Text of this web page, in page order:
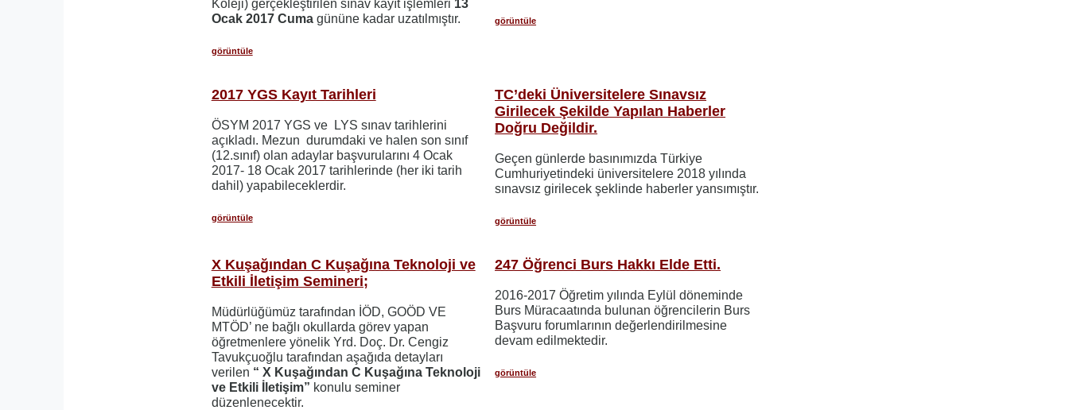
Koleji) gerçekleştirilen sınav kayıt işlemleri 13
Ocak 2017 Cumagününe kadar uzatılmıştır.
görüntüle
görüntüle
2017 YGS Kayıt Tarihleri
ÖSYM 2017 YGS ve LYS sınav tarihlerini
açıkladı. Mezun durumdaki ve halen son sınıf
(12.sınıf) olan adaylar başvurularını 4 Ocak
2017- 18 Ocak 2017 tarihlerinde (her iki tarih
dahil) yapabileceklerdir.
görüntüle
TC’deki Üniversitelere Sınavsız
Girilecek Şekilde Yapılan Haberler
Doğru Değildir.
Geçen günlerde basınımızda Türkiye
Cumhuriyetindeki üniversitelere 2018 yılında
sınavsız girilecek şeklinde haberler yansımıştır.
görüntüle
X Kuşağından C Kuşağına Teknoloji ve
Etkili İletişim Semineri;
Müdürlüğümüz tarafından İÖD, GOÖD VE
MTÖD’ ne bağlı okullarda görev yapan
öğretmenlere yönelik Yrd. Doç. Dr. Cengiz
Tavukçuoğlu tarafından aşağıda detayları
verilen “ X Kuşağından C Kuşağına Teknoloji
ve Etkili İletişim” konulu seminer
düzenlenecektir.
247 Öğrenci Burs Hakkı Elde Etti.
2016-2017 Öğretim yılında Eylül döneminde
Burs Müracaatında bulunan öğrencilerin Burs
Başvuru forumlarının değerlendirilmesine
devam edilmektedir.
görüntüle